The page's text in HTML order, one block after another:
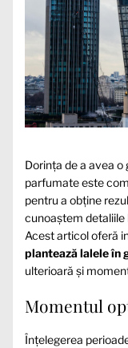
Dorința de a avea o
parfumate este
pentru a obține
cunoaștem detaliile
Acest articol oferă
plantează lalele în
ulterioară și
Momentul
Înțelegerea